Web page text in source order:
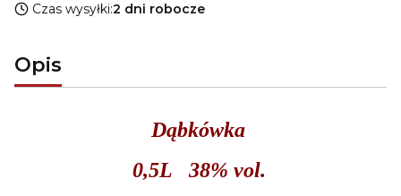
Czas wysyłki:2 dni robocze
Opis
Dąbkówka
0,5L 38% vol.